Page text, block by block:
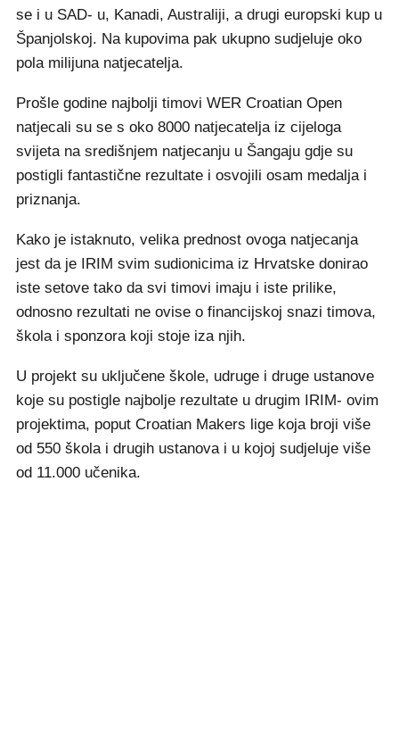
se i u SAD- u, Kanadi, Australiji, a drugi europski kup u
Španjolskoj. Na kupovima pak ukupno sudjeluje oko
pola milijuna natjecatelja.
Prošle godine najbolji timovi WER Croatian Open
natjecali su se s oko 8000 natjecatelja iz cijeloga
svijeta na središnjem natjecanju u Šangaju gdje su
postigli fantastične rezultate i osvojili osam medalja i
priznanja.
Kako je istaknuto, velika prednost ovoga natjecanja
jest da je IRIM svim sudionicima iz Hrvatske donirao
iste setove tako da svi timovi imaju i iste prilike,
odnosno rezultati ne ovise o financijskoj snazi timova,
škola i sponzora koji stoje iza njih.
U projekt su uključene škole, udruge i druge ustanove
koje su postigle najbolje rezultate u drugim IRIM- ovim
projektima, poput Croatian Makers lige koja broji više
od 550 škola i drugih ustanova i u kojoj sudjeluje više
od 11.000 učenika.